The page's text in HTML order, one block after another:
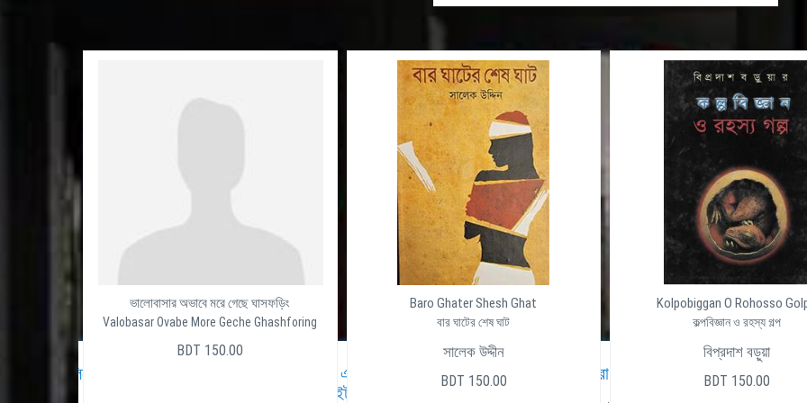
টেলিফোন সিস্টেম
ব্যবসায় এবং করপোরেট এর জন্য সম্পূর্ণ ডাইনামিক
ওয়েবসাইট ডিজাইন
দেশের সেরা ওয়েব হোস্টিং প্রোভাইডার ইন
ভালোবাসার অভাবে মরে গেছে ঘাসফড়িং
Valobasar Ovabe More Geche Ghashforing
BDT 150.00
Baro Ghater Shesh Ghat
বার ঘাটের শেষ ঘাট
সালেক উদ্দীন
BDT 150.00
Kolpobiggan O Rohosso
কল্পবিজ্ঞান ও রহস্য গল্প
বিপ্রদাশ বড়ুয়া
BDT 150.00